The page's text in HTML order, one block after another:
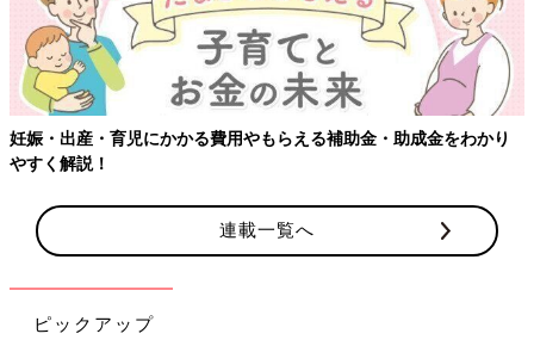
健診ではミルクの量について相談しました。おむつを替えて母
乳、ミルクの順に授乳
しても泣くので、まだおなかがすいている
のかと母乳をあげていたんですけど、先生いわく「ちょっと授乳
の量が多いのかもね」と。赤ちゃんはおなかがすいているときだ
けじゃなくて、飲み過ぎて気持ち悪いときにも泣くみたいです。
その見極めが難しいですね。でも、健診では娘の成長は順調とわ
かり安心しました。生後1カ月で、出生時から1000ｇくらい体重
が増えていれば順調のようなのですが、娘は1200ｇ増えていま
した。
娘は生まれたときは本並さんにそっくりだったけど、まあるくム
妊娠・出産・育児にかかる費用やもらえる補助金・助成金をわかり
やすく解説！
連載一覧へ
ピックアップ